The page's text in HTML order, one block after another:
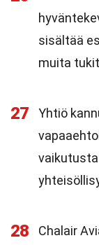
sisältää
muita
27
Yhtiö
28
Chalair